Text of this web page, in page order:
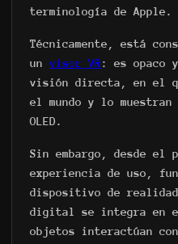
terminología de Apple.
Técnicamente, está
un visor VR : es opaco
visión directa, en el
el mundo y lo
OLED.
Sin embargo, desde el
experiencia de uso,
dispositivo de
digital se integra en
objetos interactúan